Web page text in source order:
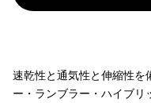
速乾性と通気性と伸縮性を
ー・ランブラー・ハイブリ